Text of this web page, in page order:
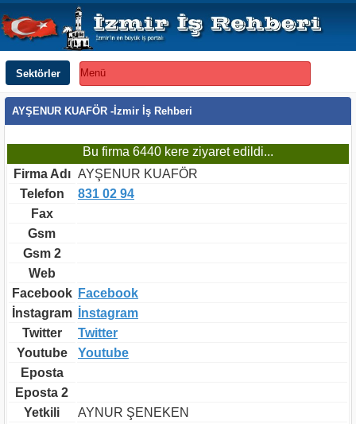
Sektörler Menü
AYŞENUR KUAFÖR -İzmir İş Rehberi
Bu firma 6440 kere ziyaret edildi...
Firma Adı AYŞENUR KUAFÖR
Telefon
831 02 94
Fax
Gsm
Gsm 2
Web
Facebook Facebook
İnstagram
İnstagram
Twitter
Twitter
Youtube
Youtube
Eposta
Eposta 2
Yetkili
AYNUR ŞENEKEN